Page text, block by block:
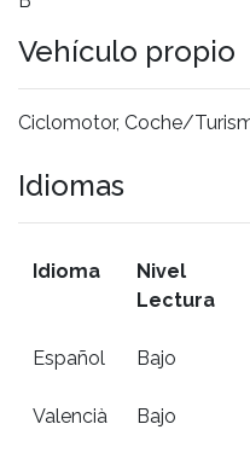
Vehículo propio
Ciclomotor, Coche/
Idiomas
Idioma
Nivel
Lectura
Español Bajo
Valencià Bajo